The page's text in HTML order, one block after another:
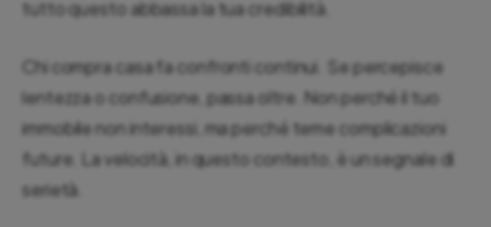
tutto questo abbassa la tua credibilità.
Chi compra casa fa confronti continui. Se percepisce
lentezza o confusione, passa oltre. Non perché il tuo
immobile non interessi, ma perché teme complicazioni
future. La velocità, in questo contesto, è un segnale di
serietà.